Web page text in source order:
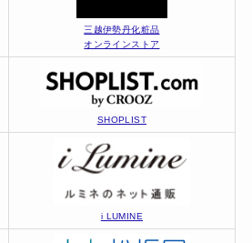
三越伊勢丹化粧品
オンラインストア
SHOPLIST
i LUMINE